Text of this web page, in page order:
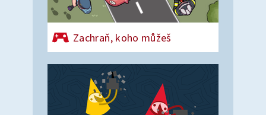
Zachraň, koho můžeš